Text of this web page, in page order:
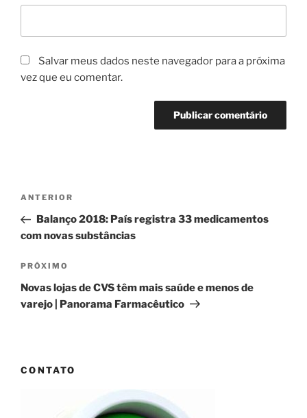
Salvar meus dados neste navegador para a próxima
vez que eu comentar.
Navegação
Post
Post
anterior
ANTERIOR
Balanço 2018: País registra 33 medicamentos
com novas substâncias
Próximo
post
PRÓXIMO
Novas lojas de CVS têm mais saúde e menos de
varejo | Panorama Farmacêutico
CONTATO